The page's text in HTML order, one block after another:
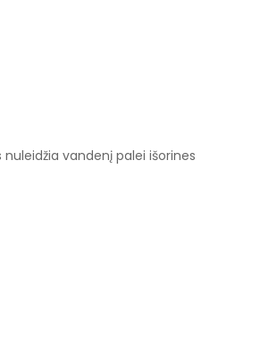
vandenį palei išorines